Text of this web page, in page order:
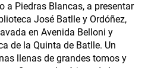
a Piedras Blancas, a presentar
José Batlle y Ordóñez,
en Avenida Belloni y
de la Quinta de Batlle. Un
llenas de grandes tomos y